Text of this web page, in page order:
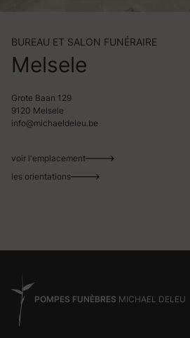
BUREAU ET SALON FUNÉRAIRE
Melsele
Grote Baan 129
9120 Melsele
info@michaeldeleu.be
voir l'emplacement
les orientations
POMPES FUNÈBRES MICHAEL DELEU